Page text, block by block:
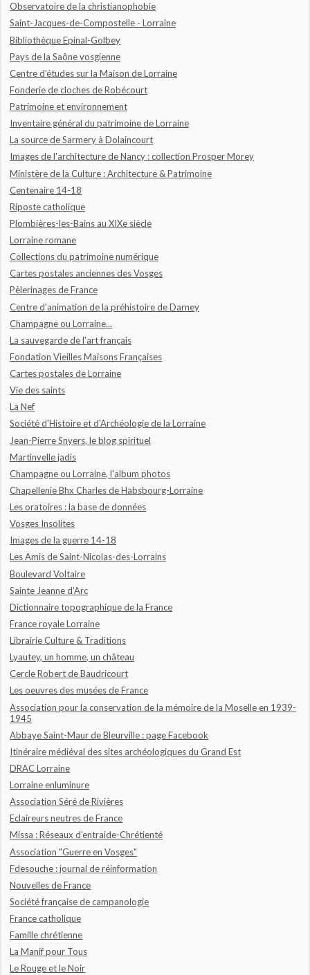
Observatoire de la christianophobie
Saint-Jacques-de-Compostelle - Lorraine
Bibliothèque Epinal-Golbey
Pays de la Saône vosgienne
Centre d'études sur la Maison de Lorraine
Fonderie de cloches de Robécourt
Patrimoine et environnement
Inventaire général du patrimoine de Lorraine
La source de Sarmery à Dolaincourt
Images de l'architecture de Nancy : collection Prosper Morey
Ministère de la Culture : Architecture & Patrimoine
Centenaire 14-18
Riposte catholique
Plombières-les-Bains au XIXe siècle
Lorraine romane
Collections du patrimoine numérique
Cartes postales anciennes des Vosges
Pèlerinages de France
Centre d'animation de la préhistoire de Darney
Champagne ou Lorraine...
La sauvegarde de l'art français
Fondation Vieilles Maisons Françaises
Cartes postales de Lorraine
Vie des saints
La Nef
Société d'Histoire et d'Archéologie de la Lorraine
Jean-Pierre Snyers, le blog spirituel
Martinvelle jadis
Champagne ou Lorraine, l'album photos
Chapellenie Bhx Charles de Habsbourg-Lorraine
Les oratoires : la base de données
Vosges Insolites
Images de la guerre 14-18
Les Amis de Saint-Nicolas-des-Lorrains
Boulevard Voltaire
Sainte Jeanne d'Arc
Dictionnaire topographique de la France
France royale Lorraine
Librairie Culture & Traditions
Lyautey, un homme, un château
Cercle Robert de Baudricourt
Les oeuvres des musées de France
Association pour la conservation de la mémoire de la Moselle en 1939-
1945
Abbaye Saint-Maur de Bleurville : page Facebook
Itinéraire médiéval des sites archéologiques du Grand Est
DRAC Lorraine
Lorraine enluminure
Association Séré de Rivières
Eclaireurs neutres de France
Missa : Réseaux d'entraide-Chrétienté
Association "Guerre en Vosges"
Fdesouche : journal de réinformation
Nouvelles de France
Société française de campanologie
France catholique
Famille chrétienne
La Manif pour Tous
Le Rouge et le Noir